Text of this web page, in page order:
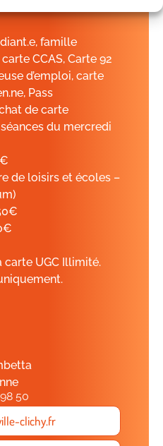
famille
CCAS, Carte 92
d’emploi, carte
Pass
de carte
du mercredi
de loisirs et écoles –
carte UGC Illimité.
50
clichy.fr